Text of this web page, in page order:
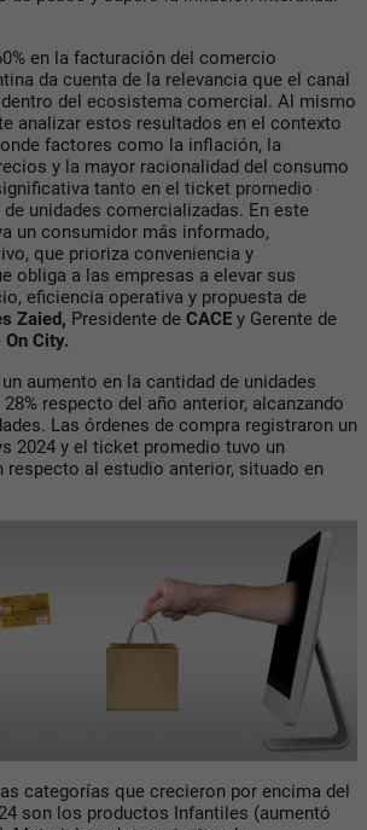
en la facturación del comercio
da cuenta de la relevancia que el canal
del ecosistema comercial. Al mismo
analizar estos resultados en el contexto
factores como la inflación, la
y la mayor racionalidad del consumo
tanto en el ticket promedio
unidades comercializadas. En este
un consumidor más informado,
que prioriza conveniencia y
obliga a las empresas a elevar sus
eficiencia operativa y propuesta de
Zaied, Presidente de CACE y Gerente de
On City.
aumento en la cantidad de unidades
respecto del año anterior, alcanzando
Las órdenes de compra registraron un
2024 y el ticket promedio tuvo un
respecto al estudio anterior, situado en
categorías que crecieron por encima del
son los productos Infantiles (aumentó